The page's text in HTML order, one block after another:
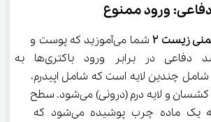
ورود ممنوع
زیست ۲
شما می‌آموزید که پوست و
مخاط اولین سد دفاعی در برابر ورود
شامل چندین لایه است که شامل اپیدرم،
رشته‌های کلاژن و کشسان و لایه درم (درونی) می‌شود. سطح
پوست به وسیله یک ماده چرب پوشیده می‌شود که